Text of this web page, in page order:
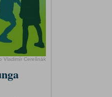
Vladimír Cerešnák